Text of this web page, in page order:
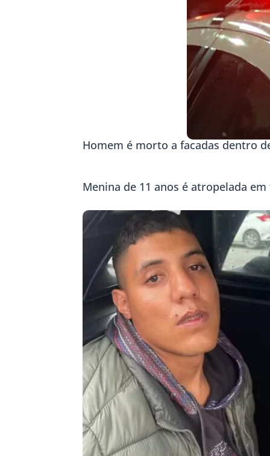
Homem é morto a facadas dentro
Menina de 11 anos é atropelada